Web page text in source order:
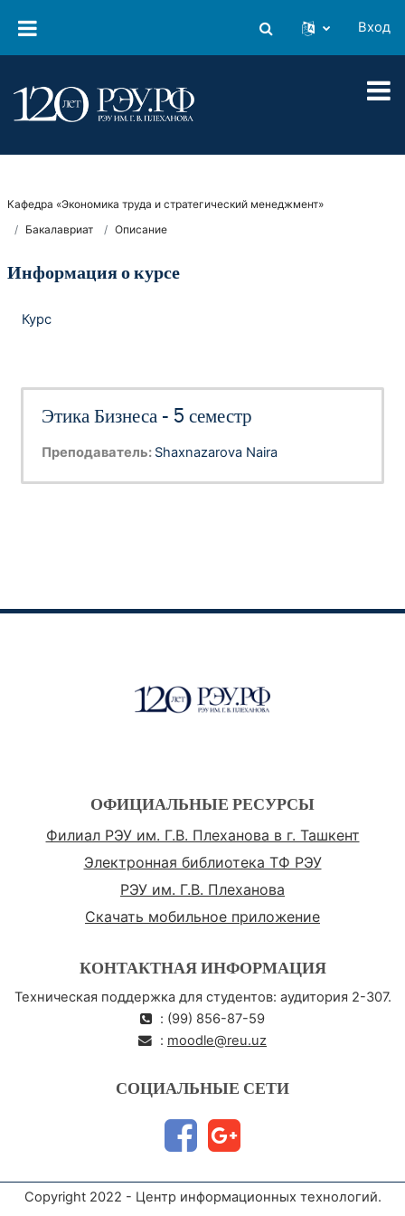
Изменить данные
Вход
Кафедра «Экономика труда и стратегический менеджмент»
Бакалавриат
Описание
Информация о курсе
Курс
Этика Бизнеса - 5 семестр
Преподаватель: Shaxnazarova Naira
ОФИЦИАЛЬНЫЕ РЕСУРСЫ
Филиал РЭУ им. Г.В. Плеханова в г. Ташкент
Электронная библиотека ТФ РЭУ
РЭУ им. Г.В. Плеханова
Скачать мобильное приложение
КОНТАКТНАЯ ИНФОРМАЦИЯ
Техническая поддержка для студентов: аудитория 2-307.
: (99) 856-87-59
: moodle@reu.uz
СОЦИАЛЬНЫЕ СЕТИ
Copyright 2022 - Центр информационных технологий.